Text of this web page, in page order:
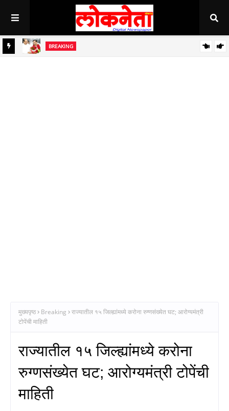
BREAKING
मुख्यपृष्ठ Breaking
राज्यातील १५ जिल्ह्यांमध्ये करोना रुग्णसंख्येत घट; आरोग्यमंत्री
टोपेंची माहिती
राज्यातील १५ जिल्ह्यांमध्ये करोना
रुग्णसंख्येत घट; आरोग्यमंत्री टोपेंची
माहिती